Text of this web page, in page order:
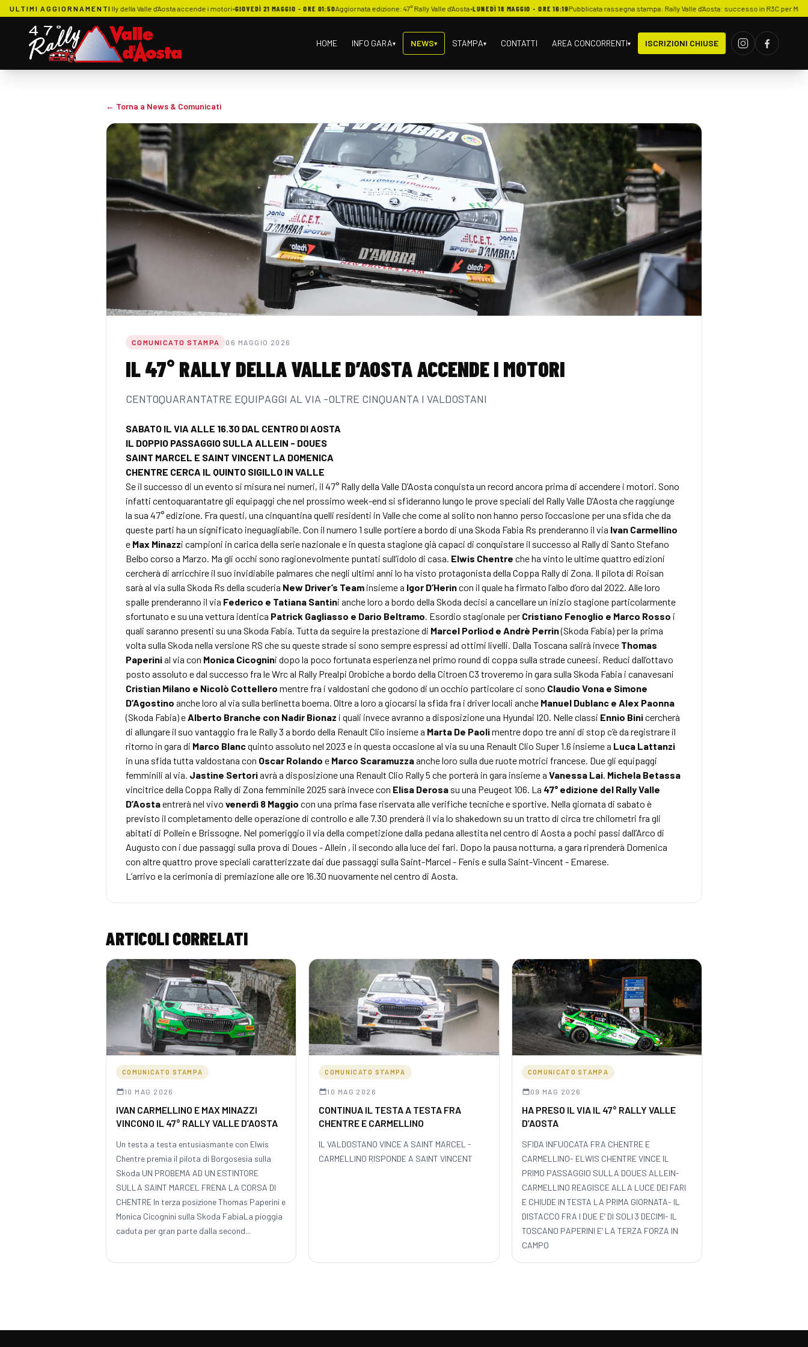
ULTIMI AGGIORNAMENTI
rassegna stampa: 47. Rally della Valle d'Aosta accende i motori• GIOVEDÌ 21 MAGGIO - ORE 01:50Aggiornata edizione: 47° Rally Valle d'Aosta•LUNEDÌ 18 MAGGIO - ORE 16:19Pubblicata rassegna stampa: Rally Valle d'Aosta: successo in R3C per Martinis e
HOME INFO GARA▾ NEWS▾ STAMPA▾ CONTATTI AREA CONCORRENTI▾ ISCRIZIONI CHIUSE
← Torna a News & Comunicati
COMUNICATO STAMPA 06 MAGGIO 2026
IL 47° RALLY DELLA VALLE D’AOSTA ACCENDE I MOTORI
CENTOQUARANTATRE EQUIPAGGI AL VIA -OLTRE CINQUANTA I VALDOSTANI
SABATO IL VIA ALLE 16.30 DAL CENTRO DI AOSTA
IL DOPPIO PASSAGGIO SULLA ALLEIN - DOUES
SAINT MARCEL E SAINT VINCENT LA DOMENICA
CHENTRE CERCA IL QUINTO SIGILLO IN VALLE
Se il successo di un evento si misura nei numeri, il 47° Rally della Valle D’Aosta conquista un record ancora prima di accendere i motori. Sono
infatti centoquarantatre gli equipaggi che nel prossimo week-end si sfideranno lungo le prove speciali del Rally Valle D’Aosta che raggiunge
la sua 47° edizione. Fra questi, una cinquantina quelli residenti in Valle che come al solito non hanno perso l’occasione per una sfida che da
queste parti ha un significato ineguagliabile. Con il numero 1 sulle portiere a bordo di una Skoda Fabia Rs prenderanno il via Ivan Carmellino
e Max Minazzi campioni in carica della serie nazionale e in questa stagione già capaci di conquistare il successo al Rally di Santo Stefano
Belbo corso a Marzo. Ma gli occhi sono ragionevolmente puntati sull’idolo di casa. Elwis Chentre che ha vinto le ultime quattro edizioni
cercherà di arricchire il suo invidiabile palmares che negli ultimi anni lo ha visto protagonista della Coppa Rally di Zona. Il pilota di Roisan
sarà al via sulla Skoda Rs della scuderia New Driver’s Team insieme a Igor D’Herincon il quale ha firmato l’albo d’oro dal 2022. Alle loro
spalle prenderanno il via Federico e Tatiana Santini anche loro a bordo della Skoda decisi a cancellare un inizio stagione particolarmente
sfortunato e su una vettura identica Patrick Gagliasso e Dario Beltramo. Esordio stagionale per Cristiano Fenoglio e Marco Rosso i
quali saranno presenti su una Skoda Fabia. Tutta da seguire la prestazione di Marcel Porliod e Andrè Perrin(Skoda Fabia) per la prima
volta sulla Skoda nella versione RS che su queste strade si sono sempre espressi ad ottimi livelli. Dalla Toscana salirà invece Thomas
Paperinial via con Monica Cicognini dopo la poco fortunata esperienza nel primo round di coppa sulla strade cuneesi. Reduci dall’ottavo
posto assoluto e dal successo fra le Wrc al Rally Prealpi Orobiche a bordo della Citroen C3 troveremo in gara sulla Skoda Fabia i canavesani
Cristian Milano e Nicolò Cottellero mentre fra i valdostani che godono di un occhio particolare ci sono Claudio Vona e Simone
D’Agostino anche loro al via sulla berlinetta boema. Oltre a loro a giocarsi la sfida fra i driver locali anche Manuel Dublanc e Alex Paonna
(Skoda Fabia) eAlberto Branche con Nadir Bionaz i quali invece avranno a disposizione una Hyundai I20. Nelle classi Ennio Binicercherà
di allungare il suo vantaggio fra le Rally 3 a bordo della Renault Clio insieme a Marta De Paolimentre dopo tre anni di stop c’è da registrare il
ritorno in gara di Marco Blancquinto assoluto nel 2023 e in questa occasione al via su una Renault Clio Super 1.6 insieme a Luca Lattanzi
in una sfida tutta valdostana con Oscar Rolando e Marco Scaramuzzaanche loro sulla due ruote motrici francese. Due gli equipaggi
femminili al via. Jastine Sertoriavrà a disposizione una Renault Clio Rally 5 che porterà in gara insieme a Vanessa Lai. Michela Betassa
vincitrice della Coppa Rally di Zona femminile 2025 sarà invece con Elisa Derosa su una Peugeot 106. La 47° edizione del Rally Valle
D’Aostaentrerà nel vivo venerdì 8 Maggio con una prima fase riservata alle verifiche tecniche e sportive. Nella giornata di sabato è
previsto il completamento delle operazione di controllo e alle 7.30 prenderà il via lo shakedown su un tratto di circa tre chilometri fra gli
abitati di Pollein e Brissogne. Nel pomeriggio il via della competizione dalla pedana allestita nel centro di Aosta a pochi passi dall’Arco di
Augusto con i due passaggi sulla prova di Doues - Allein , il secondo alla luce dei fari. Dopo la pausa notturna, a gara riprenderà Domenica
con altre quattro prove speciali caratterizzate dai due passaggi sulla Saint-Marcel - Fenis e sulla Saint-Vincent - Emarese.
L’arrivo e la cerimonia di premiazione alle ore 16.30 nuovamente nel centro di Aosta.
ARTICOLI CORRELATI
COMUNICATO STAMPA
10 MAG 2026
IVAN CARMELLINO E MAX MINAZZI
VINCONO IL 47° RALLY VALLE D’AOSTA
Un testa a testa entusiasmante con Elwis
Chentre premia il pilota di Borgosesia sulla
Skoda UN PROBEMA AD UN ESTINTORE
SULLA SAINT MARCEL FRENA LA CORSA DI
CHENTRE In terza posizione Thomas Paperini e
Monica Cicognini sulla Skoda FabiaLa pioggia
caduta per gran parte dalla second...
COMUNICATO STAMPA
10 MAG 2026
CONTINUA IL TESTA A TESTA FRA
CHENTRE E CARMELLINO
IL VALDOSTANO VINCE A SAINT MARCEL -
CARMELLINO RISPONDE A SAINT VINCENT
COMUNICATO STAMPA
09 MAG 2026
HA PRESO IL VIA IL 47° RALLY VALLE
D’AOSTA
SFIDA INFUOCATA FRA CHENTRE E
CARMELLINO- ELWIS CHENTRE VINCE IL
PRIMO PASSAGGIO SULLA DOUES ALLEIN-
CARMELLINO REAGISCE ALLA LUCE DEI FARI
E CHIUDE IN TESTA LA PRIMA GIORNATA- IL
DISTACCO FRA I DUE E’ DI SOLI 3 DECIMI- IL
TOSCANO PAPERINI E’ LA TERZA FORZA IN
CAMPO